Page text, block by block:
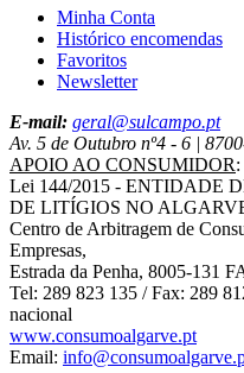
Minha Conta
Histórico encomendas
Favoritos
Newsletter
E-mail: geral@sulcampo.pt
Av. 5 de Outubro nº4 - 6 |
APOIO AO CONSUMIDOR:
Lei 144/2015 - ENTIDADE
DE LITÍGIOS NO
Centro de Arbitragem de
Empresas,
Estrada da Penha, 8005-131
Tel: 289 823 135 / Fax: 289
nacional
www.consumoalgarve.pt
Email: